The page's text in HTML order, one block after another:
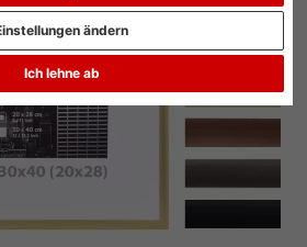
Ich lehne ab
ändern